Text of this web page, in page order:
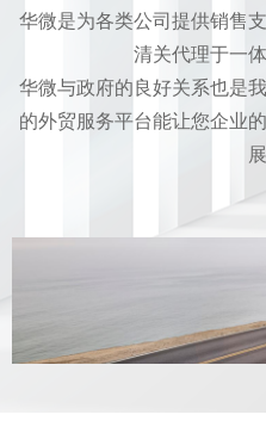
华微是为各类公司提供销售
清关代理于一
华微与政府的良好关系也是
的外贸服务平台能让您企业